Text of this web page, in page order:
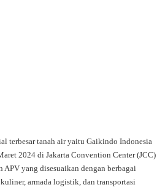
terbesar tanah air yaitu Gaikindo Indonesia
2024 di Jakarta Convention Center (JCC)
yang disesuaikan dengan berbagai
armada logistik, dan transportasi